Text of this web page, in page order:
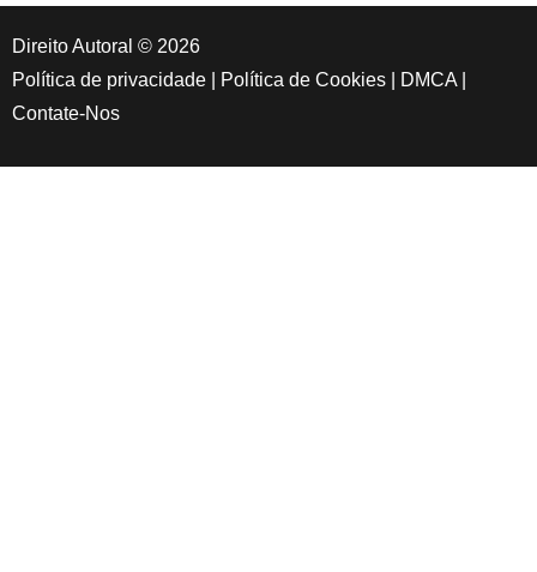
Direito Autoral © 2026
Política de privacidade
Política de Cookies DMCA
Contate-Nos